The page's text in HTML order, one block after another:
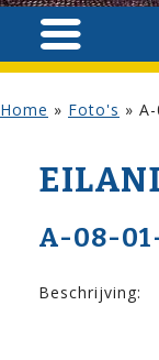
Home » Foto's »
A-08-
Beschrijving: